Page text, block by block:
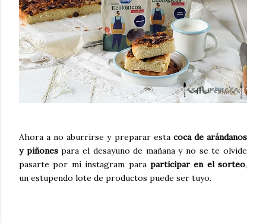
Ahora a no aburrirse y preparar esta coca de arándanos
y piñonespara el desayuno de mañana y no se te olvide
pasarte por mi instagram paraparticipar en el sorteo,
un estupendo lote de productos puede ser tuyo.